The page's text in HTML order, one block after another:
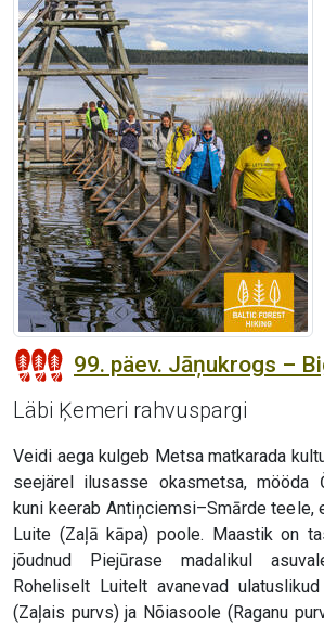
99. päev. Jāņukrogs –
Läbi Ķemeri rahvuspargi
Veidi aega kulgeb Metsa matkarada
seejärel ilusasse okasmetsa, mööda
kuni keerab Antiņciemsi–Smārde teele,
Luite (Zaļā kāpa) poole. Maastik on
jõudnud Piejūrase madalikul
Roheliselt Luitelt avanevad
(Zaļais purvs) ja Nõiasoole (Raganu